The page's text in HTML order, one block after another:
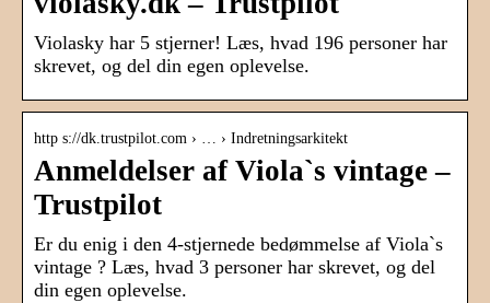
Violasky har 5 stjerner! Læs, hvad 196 personer har
skrevet, og del din egen oplevelse.
http s://dk.trustpilot.com › … › Indretningsarkitekt
Anmeldelser af Viola`s vintage –
Trustpilot
Er du enig i den 4-stjernede bedømmelse af Viola`s
vintage ? Læs, hvad 3 personer har skrevet, og del
din egen oplevelse.